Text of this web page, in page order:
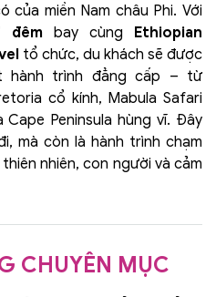
của miền Nam châu Phi. Với
đêmbay cùng Ethiopian
tổ chức, du khách sẽ được
hành trình đẳng cấp – từ
cổ kính, Mabula Safari
Peninsula hùng vĩ. Đây
mà còn là hành trình chạm
nhiên, con người và cảm
CHUYÊN MỤC